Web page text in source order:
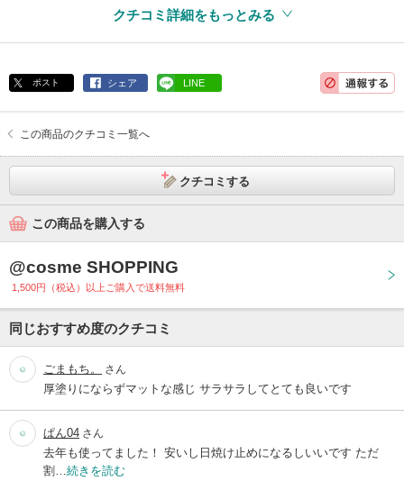
クチコミ詳細をもっとみる
ポスト シェア LINE
この商品のクチコミ一覧へ
クチコミする
この商品を購入する
@cosme SHOPPING
1,500円（税込）以上ご購入で送料無料
同じおすすめ度のクチコミ
ごまもち。 さん
厚塗りにならずマットな感じ サラサラしてとても良いです
ぱん04 さん
去年も使ってました！ 安いし日焼け止めになるしいいです ただ
割… 続きを読む